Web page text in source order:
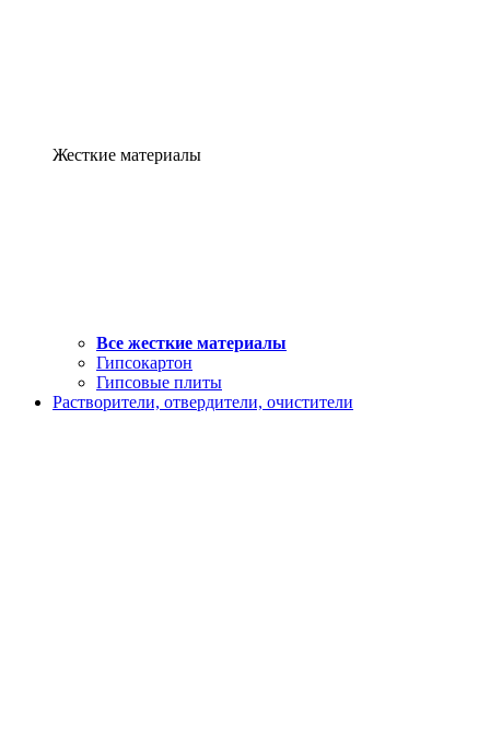
Жесткие материалы
Все жесткие материалы
Гипсокартон
Гипсовые плиты
Растворители, отвердители, очистители